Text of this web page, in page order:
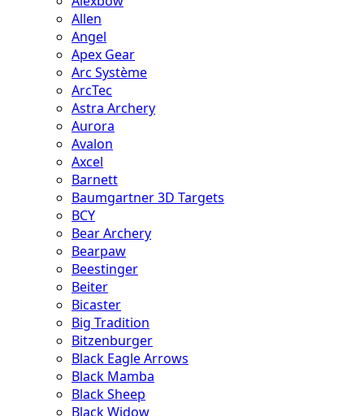
Allen
Angel
Apex Gear
Arc Système
ArcTec
Astra Archery
Aurora
Avalon
Axcel
Barnett
Baumgartner 3D Targets
BCY
Bear Archery
Bearpaw
Beestinger
Beiter
Bicaster
Big Tradition
Bitzenburger
Black Eagle Arrows
Black Mamba
Black Sheep
Black Widow